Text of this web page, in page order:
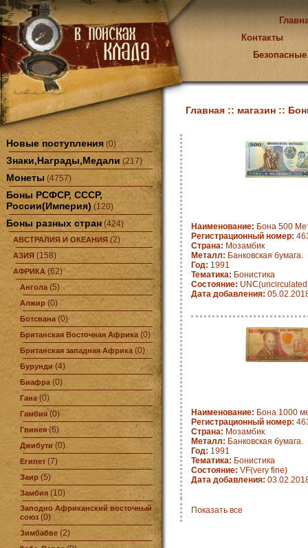
Контакты
Новые поступления (0)
Знаки,Награды,Медали (217)
Монеты (4757)
Боны РСФСР, СССР,
России(Империя) (120)
Боны разных стран (424)
АВСТРАЛИЯ И ОКЕАНИЯ(2)
АЗИЯ (158)
АФРИКА (62)
Ангола (5)
Алжир (0)
Ботсвана (0)
Британская Восточная Африка (0)
Британская западная Африка(0)
Бурунди (4)
Биафра (0)
Гана (0)
Гамбия(0)
Гвинея(6)
Джибути(0)
Египет (7)
Заир (5)
Замбия (10)
Заподно Африканский восточный
союз (0)
Зимбабве (2)
Главная :: магазин ::
Наименование: Бона 500
Регистрационный номер:
Страна: Мозамбик
Металл: Банковская бумага.
Год: 1991
Тематика: Бонистика
Состояние:
Дата добавления:
Наименование: Бона 1000
Регистрационный номер:
Страна: Мозамбик
Металл: Банковская бумага.
Год: 1991
Тематика: Бонистика
Состояние: VF(very fine)
Дата добавления:
Показать все